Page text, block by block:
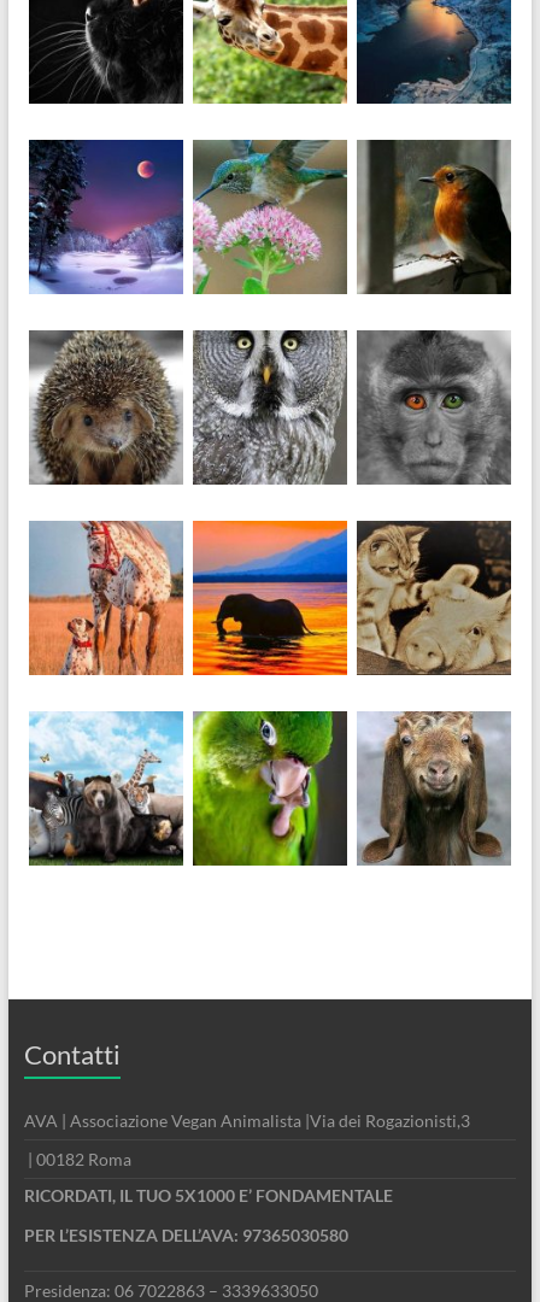
Contatti
AVA | Associazione Vegan Animalista |Via dei Rogazionisti,3
| 00182 Roma
RICORDATI, IL TUO 5X1000 E’ FONDAMENTALE
PER L’ESISTENZA DELL’AVA: 97365030580
Presidenza: 06 7022863 – 3339633050